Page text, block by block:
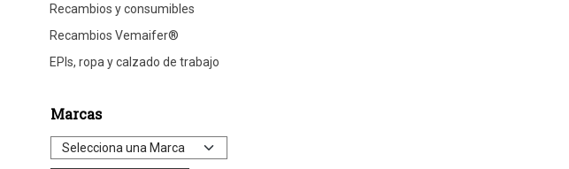
Recambios y consumibles
Recambios Vemaifer®
EPIs, ropa y calzado de trabajo
Marcas